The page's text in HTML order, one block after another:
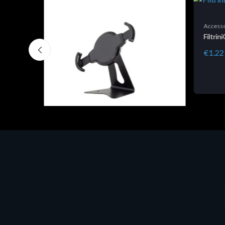
€1.22